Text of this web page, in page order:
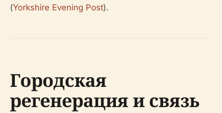
(Yorkshire Evening Post).
Городская
регенерация и связь